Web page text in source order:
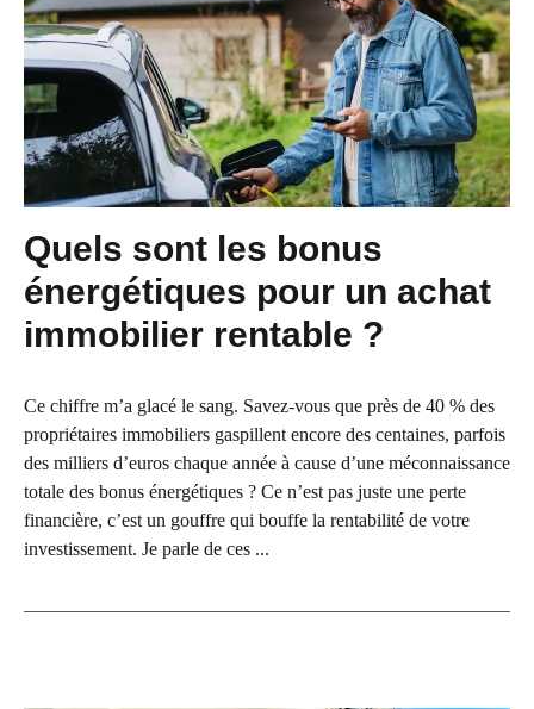
Quels sont les bonus
énergétiques pour un achat
immobilier rentable ?
Ce chiffre m’a glacé le sang. Savez-vous que près de 40 % des
propriétaires immobiliers gaspillent encore des centaines, parfois
des milliers d’euros chaque année à cause d’une méconnaissance
totale des bonus énergétiques ? Ce n’est pas juste une perte
financière, c’est un gouffre qui bouffe la rentabilité de votre
investissement. Je parle de ces ...